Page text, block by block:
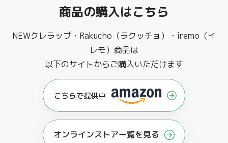
商品の購入はこちら
NEWクレラップ・Rakucho（ラクッチョ）・iremo（イ
レモ）商品は
以下のサイトからご購入いただけます
オンラインストアー覧を見る